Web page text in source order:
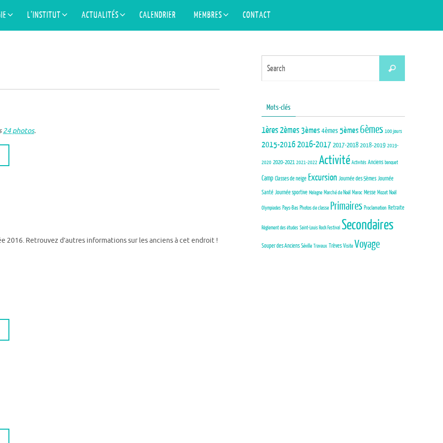
L’INSTITUT ACTUALITÉS CALENDRIER MEMBRES CONTACT
24 photos.
2016. Retrouvez d’autres informations sur les anciens à cet endroit !
Search
Mots-clés
1ères2èmes 3èmes4èmes 5èmes6èmes 100 jours
2015-2016 2016-2017 2017-2018 2018-2019 2019-
2020 2020-2021 2021-2022 Activité Activités Anciens banquet
Camp Classes de neige Excursion Journée des 5èmes Journée
Santé Journée sportive Malagne Marché de Noël Maroc Messe Mozet Noël
Olympiades Pays-Bas Photos de classe Primaires Proclamation Retraite
Règlement des études Saint-Louis Rock Festival Secondaires
Souper des Anciens Séville Travaux Trèves Visite Voyage